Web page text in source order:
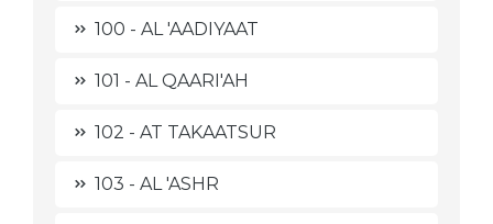
100 - AL 'AADIYAAT
101 - AL QAARI'AH
102 - AT TAKAATSUR
103 - AL 'ASHR